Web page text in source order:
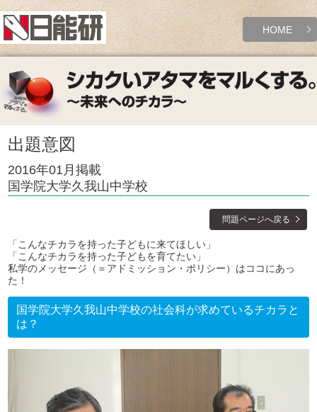
HOME
出題意図
2016年01月掲載
国学院大学久我山中学校
問題ページへ戻る
「こんなチカラを持った子どもに来てほしい」
「こんなチカラを持った子どもを育てたい」
私学のメッセージ（＝アドミッション・ポリシー）はココにあっ
た！
国学院大学久我山中学校の社会科が求めているチカラと
は？